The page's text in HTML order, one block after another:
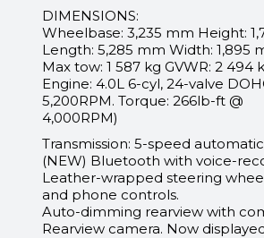
DIMENSIONS:
Wheelbase: 3,235 mm Height:
Length: 5,285 mm Width: 1,895
Max tow: 1 587 kg GVWR: 2 494
Engine: 4.0L 6-cyl, 24-valve
5,200RPM. Torque: 266lb-ft @
4,000RPM)
Transmission: 5-speed
(NEW) Bluetooth with voice-
Leather-wrapped steering
and phone controls.
Auto-dimming rearview with
Rearview camera. Now